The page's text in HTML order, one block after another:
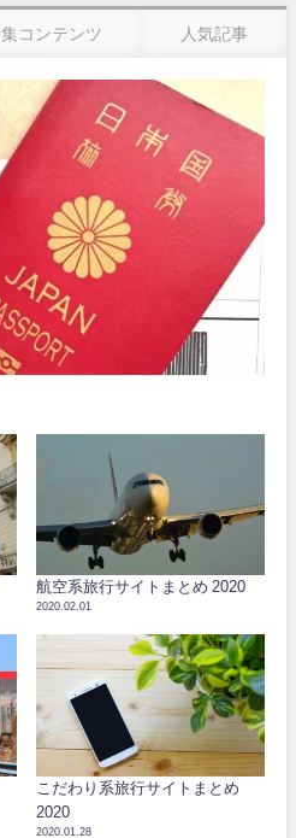
コンテンツ 人気記事
航空系旅行サイトまとめ 2020
2020.02.01
こだわり系旅行サイトまとめ
2020
2020.01.28